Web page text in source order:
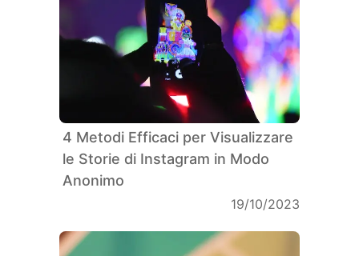
4 Metodi Efficaci per Visualizzare
le Storie di Instagram in Modo
Anonimo
19/10/2023